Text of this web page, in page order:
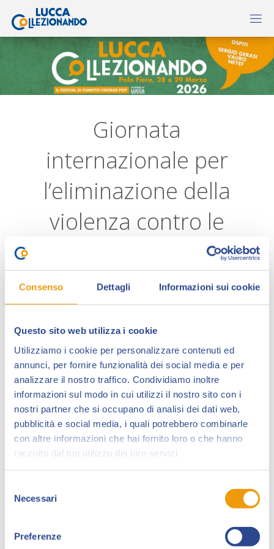
Consenso Dettagli Informazioni sui cookie
Questo sito web utilizza i cookie
Utilizziamo i cookie per personalizzare contenuti ed
annunci, per fornire funzionalità dei social media e per
analizzare il nostro traffico. Condividiamo inoltre
informazioni sul modo in cui utilizzi il nostro sito con i
nostri partner che si occupano di analisi dei dati web,
pubblicità e social media, i quali potrebbero combinarle
con altre informazioni che hai fornito loro o che hanno
raccolto dal tuo utilizzo dei loro servizi.
delNecessari
Preferenze
Giornata
internazionale per
l’eliminazione della
violenza contro le